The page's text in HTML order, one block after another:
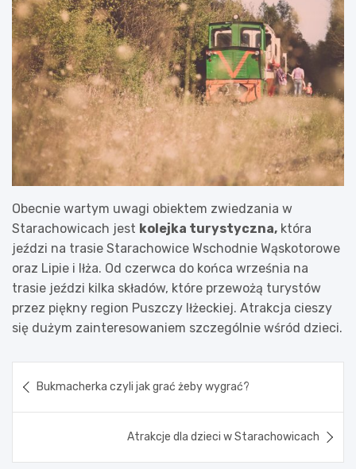
Obecnie wartym uwagi obiektem zwiedzania w
Starachowicach jest kolejka turystyczna, która
jeździ na trasie Starachowice Wschodnie Wąskotorowe
oraz Lipie i Iłża. Od czerwca do końca września na
trasie jeździ kilka składów, które przewożą turystów
przez piękny region Puszczy Iłżeckiej. Atrakcja cieszy
się dużym zainteresowaniem szczególnie wśród dzieci.
wpisu
Bukmacherka czyli jak grać żeby wygrać?
Atrakcje dla dzieci w Starachowicach